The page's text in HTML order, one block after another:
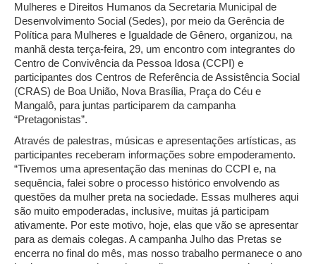
Mulheres e Direitos Humanos da Secretaria Municipal de
Desenvolvimento Social (Sedes), por meio da Gerência de
Política para Mulheres e Igualdade de Gênero, organizou, na
manhã desta terça-feira, 29, um encontro com integrantes do
Centro de Convivência da Pessoa Idosa (CCPI) e
participantes dos Centros de Referência de Assistência Social
(CRAS) de Boa União, Nova Brasília, Praça do Céu e
Mangalô, para juntas participarem da campanha
“Pretagonistas”.
Através de palestras, músicas e apresentações artísticas, as
participantes receberam informações sobre empoderamento.
“Tivemos uma apresentação das meninas do CCPI e, na
sequência, falei sobre o processo histórico envolvendo as
questões da mulher preta na sociedade. Essas mulheres aqui
são muito empoderadas, inclusive, muitas já participam
ativamente. Por este motivo, hoje, elas que vão se apresentar
para as demais colegas. A campanha Julho das Pretas se
encerra no final do mês, mas nosso trabalho permanece o ano